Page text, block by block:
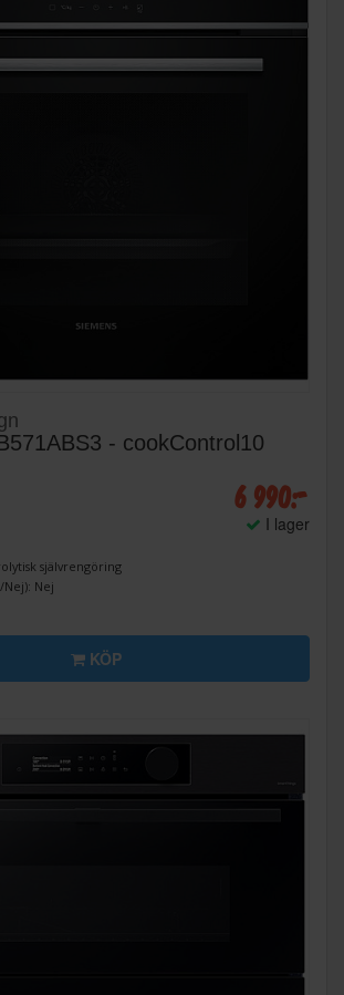
- cookControl10
självrengöring
Nej
6 990:-
I lager
KÖP